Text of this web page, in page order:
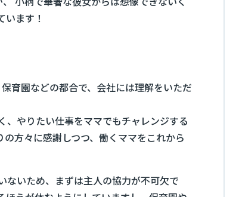
ます！
育園などの都合で、会社には理解をいただ
やりたい仕事をママでもチャレンジする
方々に感謝しつつ、働くママをこれから
ないため、まずは主人の協力が不可欠で